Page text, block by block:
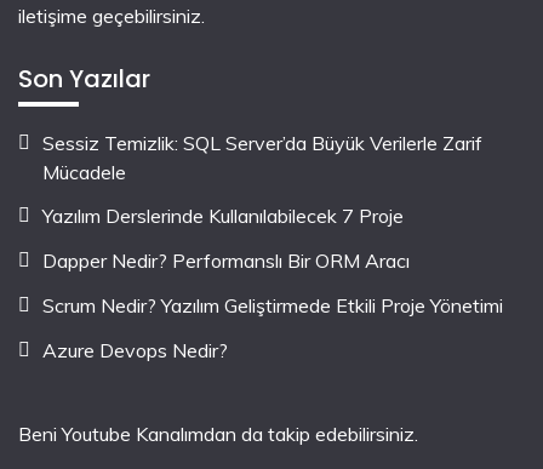
iletişime geçebilirsiniz.
Son Yazılar
Sessiz Temizlik: SQL Server’da Büyük Verilerle Zarif
Mücadele
Yazılım Derslerinde Kullanılabilecek 7 Proje
Dapper Nedir? Performanslı Bir ORM Aracı
Scrum Nedir? Yazılım Geliştirmede Etkili Proje Yönetimi
Azure Devops Nedir?
Beni Youtube Kanalımdan da takip edebilirsiniz.